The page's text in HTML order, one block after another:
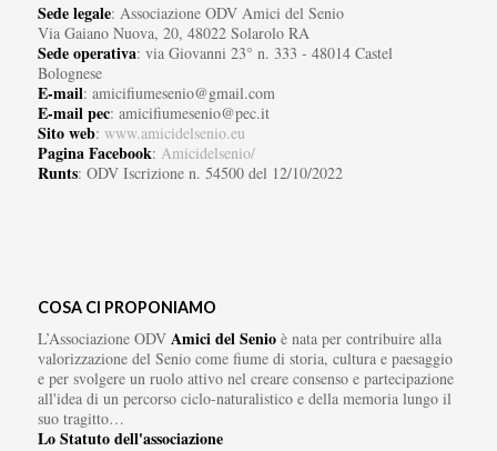
Sede legale: Associazione ODV Amici del Senio
Via Gaiano Nuova, 20, 48022 Solarolo RA
Sede operativa: via Giovanni 23° n. 333 - 48014 Castel
Bolognese
E-mail: amicifiumesenio@gmail.com
E-mail pec: amicifiumesenio@pec.it
Sito web: www.amicidelsenio.eu
Pagina Facebook: Amicidelsenio/
Runts: ODV Iscrizione n. 54500 del 12/10/2022
COSA CI PROPONIAMO
L’Associazione ODV Amici del Senioè nata per contribuire alla
valorizzazione del Senio come fiume di storia, cultura e paesaggio
e per svolgere un ruolo attivo nel creare consenso e partecipazione
all'idea di un percorso ciclo-naturalistico e della memoria lungo il
suo tragitto…
Lo Statuto dell'associazione